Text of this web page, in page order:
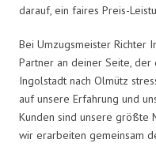
darauf, ein faires Preis-
Bei Umzugsmeister Richter
Partner an deiner Seite, der
Ingolstadt nach Olmütz
auf unsere Erfahrung und
Kunden sind unsere größte
wir erarbeiten gemeinsam